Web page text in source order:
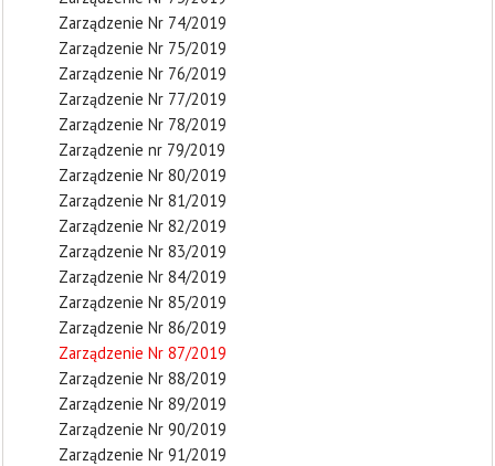
Zarządzenie Nr 74/2019
Zarządzenie Nr 75/2019
Zarządzenie Nr 76/2019
Zarządzenie Nr 77/2019
Zarządzenie Nr 78/2019
Zarządzenie nr 79/2019
Zarządzenie Nr 80/2019
Zarządzenie Nr 81/2019
Zarządzenie Nr 82/2019
Zarządzenie Nr 83/2019
Zarządzenie Nr 84/2019
Zarządzenie Nr 85/2019
Zarządzenie Nr 86/2019
Zarządzenie Nr 87/2019
Zarządzenie Nr 88/2019
Zarządzenie Nr 89/2019
Zarządzenie Nr 90/2019
Zarządzenie Nr 91/2019